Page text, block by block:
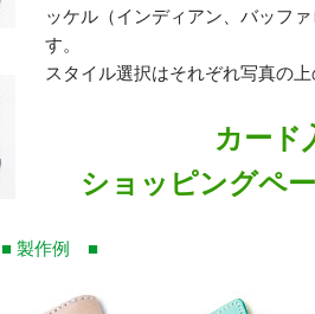
ッケル（インディアン、バッフ
す。
スタイル選択はそれぞれ写真の
カード
ショッピングペ
■ 製作例 ■